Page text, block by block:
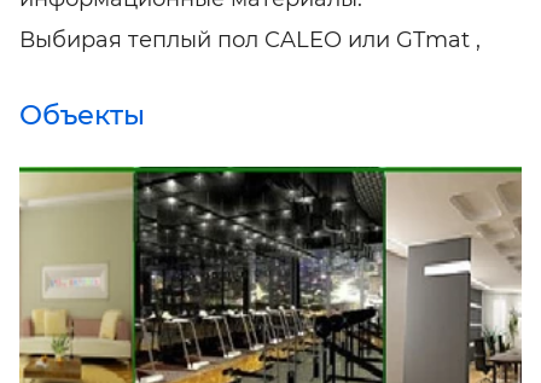
Выбирая теплый пол CALEO или GTmat ,
Объекты